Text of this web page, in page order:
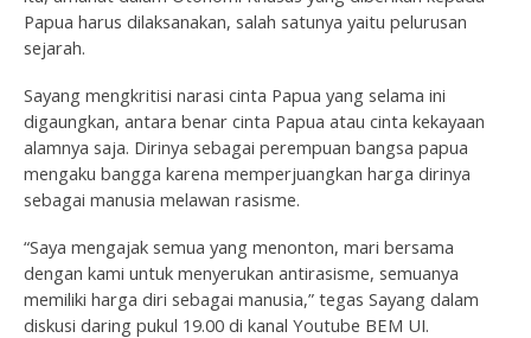
Papua harus dilaksanakan, salah satunya yaitu pelurusan
sejarah.
Sayang mengkritisi narasi cinta Papua yang selama ini
digaungkan, antara benar cinta Papua atau cinta kekayaan
alamnya saja. Dirinya sebagai perempuan bangsa papua
mengaku bangga karena memperjuangkan harga dirinya
sebagai manusia melawan rasisme.
“Saya mengajak semua yang menonton, mari bersama
dengan kami untuk menyerukan antirasisme, semuanya
memiliki harga diri sebagai manusia,” tegas Sayang dalam
diskusi daring pukul 19.00 di kanal Youtube BEM UI.